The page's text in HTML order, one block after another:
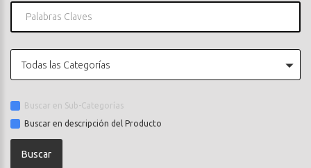
Todas las Categorías
Buscar en Sub-Categorías
Buscar en descripción del Producto